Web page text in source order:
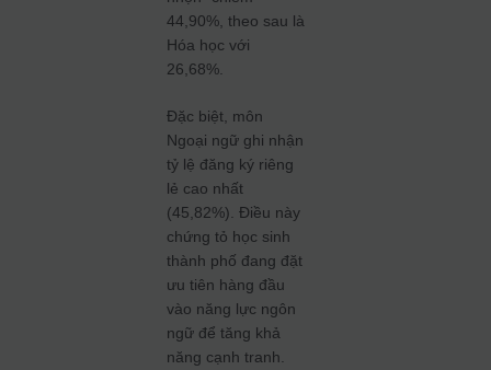
44,90%, theo sau là
Hóa học với
26,68%.
Đặc biệt, môn
Ngoại ngữ ghi nhận
tỷ lệ đăng ký riêng
lẻ cao nhất
(45,82%). Điều này
chứng tỏ học sinh
thành phố đang đặt
ưu tiên hàng đầu
vào năng lực ngôn
ngữ để tăng khả
năng cạnh tranh.